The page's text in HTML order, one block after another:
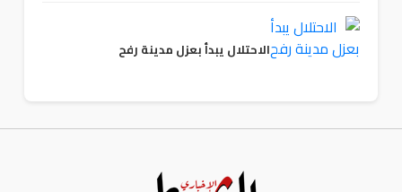
الاحتلال يبدأ بعزل مدينة رفح